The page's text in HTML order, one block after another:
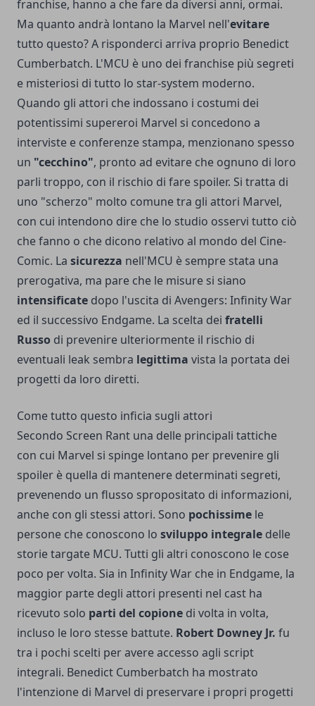
franchise, hanno a che fare da diversi anni, ormai.
Ma quanto andrà lontano la Marvel nell'evitare
tutto questo? A risponderci arriva proprio Benedict
Cumberbatch. L'MCU è uno dei franchise più segreti
e misteriosi di tutto lo star-system moderno.
Quando gli attori che indossano i costumi dei
potentissimi supereroi Marvel si concedono a
interviste e conferenze stampa, menzionano spesso
un "cecchino", pronto ad evitare che ognuno di loro
parli troppo, con il rischio di fare spoiler. Si tratta di
uno "scherzo" molto comune tra gli attori Marvel,
con cui intendono dire che lo studio osservi tutto ciò
che fanno o che dicono relativo al mondo del Cine-
Comic. La sicurezza nell'MCU è sempre stata una
prerogativa, ma pare che le misure si siano
intensificate dopo l'uscita di Avengers: Infinity War
ed il successivo Endgame. La scelta dei fratelli
Russo di prevenire ulteriormente il rischio di
eventuali leak sembra legittima vista la portata dei
progetti da loro diretti.
Come tutto questo inficia sugli attori
Secondo Screen Rant una delle principali tattiche
con cui Marvel si spinge lontano per prevenire gli
spoiler è quella di mantenere determinati segreti,
prevenendo un flusso spropositato di informazioni,
anche con gli stessi attori. Sono pochissime le
persone che conoscono lo sviluppo integrale delle
storie targate MCU. Tutti gli altri conoscono le cose
poco per volta. Sia in Infinity War che in Endgame, la
maggior parte degli attori presenti nel cast ha
ricevuto solo parti del copione di volta in volta,
incluso le loro stesse battute. Robert Downey Jr. fu
tra i pochi scelti per avere accesso agli script
integrali. Benedict Cumberbatch ha mostrato
l'intenzione di Marvel di preservare i propri progetti